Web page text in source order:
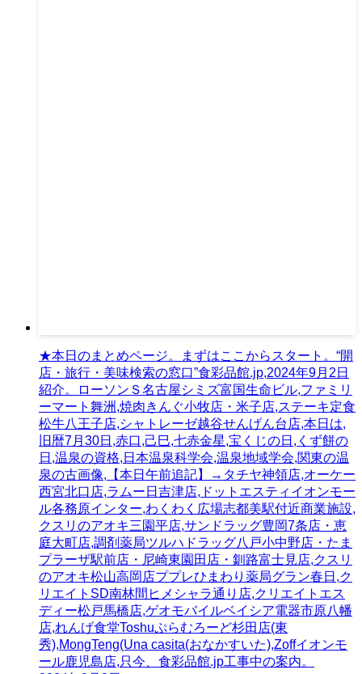
★本日のまとめページ。まずはここからスタート。“開
店・旅行・美味検索の窓口”食彩品館.jp,2024年9月2日
紹介。ローソンＳ名古屋シミズ富国生命ビル,ファミリ
ーマート舞洲,焼肉きんぐ小牧店・米子店,ステーキ定食
松牛八王子店,シャトレーゼ越谷せんげん台店,本日は,
旧暦7月30日,赤口,己巳,七赤金星,宝くじの日,くず餅の
日,温泉の資格,日本温泉科学会,温泉地域学会,関東の温
泉の古画像,【本日午前追記】→タチヤ神領店,オーケー
西宮北口店,ラムー日吉津店,ドットエスティイオンモー
ル各務原インター,わくわく広場志都美駅付近商業施設,
クスリのアオキ三園平店,サンドラッグ豊岡7条店・恵
庭大町店,調剤薬局ツルハドラッグ八戸小中野店・たま
プラーザ駅前店・尼崎東園田店・釧路富士見店,クスリ
のアオキ松山高岡店ププレひまわり薬局グラン春日,ク
リエイトSD南林間ヒメシャラ通り店,クリエイトエス
ディー松戸馬橋店,ゲオモバイルベイシア電器市原八幡
店,れんげ食堂Toshuぷらむろーど杉田店(東
秀),MongTeng(Una casita(おなかすいた),Zoffイオンモ
ール鹿児島店,只今、食彩品館.jp工事中の案内。